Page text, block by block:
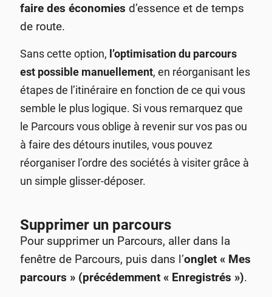
faire des économies d’essence et de temps
de route.
Sans cette option, l’optimisation du parcours
est possible manuellement, en réorganisant les
étapes de l’itinéraire en fonction de ce qui vous
semble le plus logique.Si vous remarquez que
le Parcours vous oblige à revenir sur vos pas ou
à faire des détours inutiles, vous pouvez
réorganiser l’ordre des sociétés à visiter grâce à
un simple glisser-déposer.
Supprimer un parcours
Pour supprimer un Parcours, aller dans la
fenêtre de Parcours, puis dans l’onglet « Mes
parcours » (précédemment « Enregistrés »).